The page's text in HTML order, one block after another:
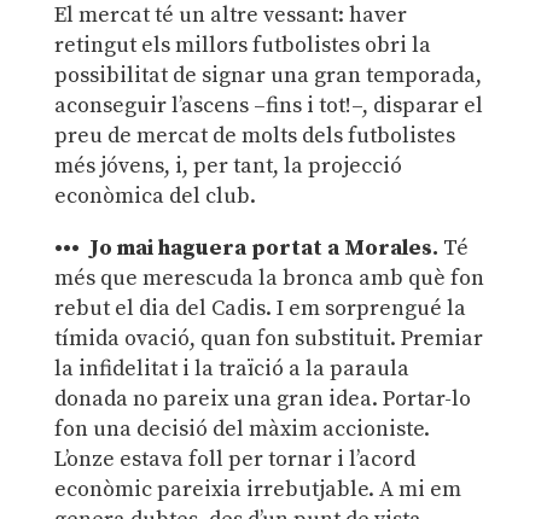
El mercat té un altre vessant: haver
retingut els millors futbolistes obri la
possibilitat de signar una gran temporada,
aconseguir l’ascens –fins i tot!–, disparar el
preu de mercat de molts dels futbolistes
més jóvens, i, per tant, la projecció
econòmica del club.
••• Jo mai haguera portat a Morales. Té
més que merescuda la bronca amb què fon
rebut el dia del Cadis. I em sorprengué la
tímida ovació, quan fon substituit. Premiar
la infidelitat i la traïció a la paraula
donada no pareix una gran idea. Portar-lo
fon una decisió del màxim accioniste.
L’onze estava foll per tornar i l’acord
econòmic pareixia irrebutjable. A mi em